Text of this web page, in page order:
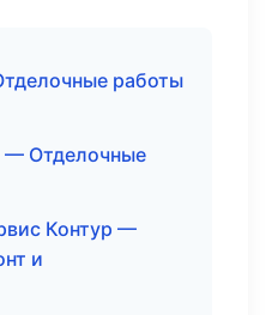
работы
— Отделочные
Контур —
и